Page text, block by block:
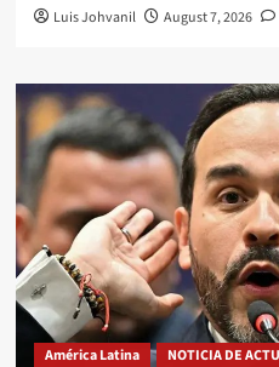
Luis Johvanil August 7, 2026
América Latina NOTICIA DE